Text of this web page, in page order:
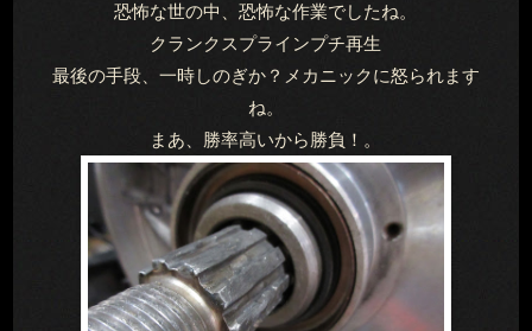
恐怖な世の中、恐怖な作業でしたね。
クランクスプラインプチ再生
最後の手段、一時しのぎか？メカニックに怒られます
ね。
まあ、勝率高いから勝負！。